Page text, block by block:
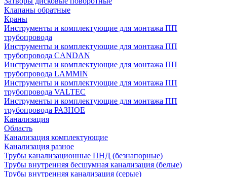
Клапаны обратные
Краны
Инструменты и комплектующие для монтажа ПП
трубопровода
Инструменты и комплектующие для монтажа ПП
трубопровода CANDAN
Инструменты и комплектующие для монтажа ПП
трубопровода LAMMIN
Инструменты и комплектующие для монтажа ПП
трубопровода VALTEC
Инструменты и комплектующие для монтажа ПП
трубопровода РАЗНОЕ
Канализация
Область
Канализация комплектующие
Канализация разное
Трубы канализационные ПНД (безнапорные)
Трубы внутренняя бесшумная канализация (белые)
Трубы внутренняя канализация (серые)